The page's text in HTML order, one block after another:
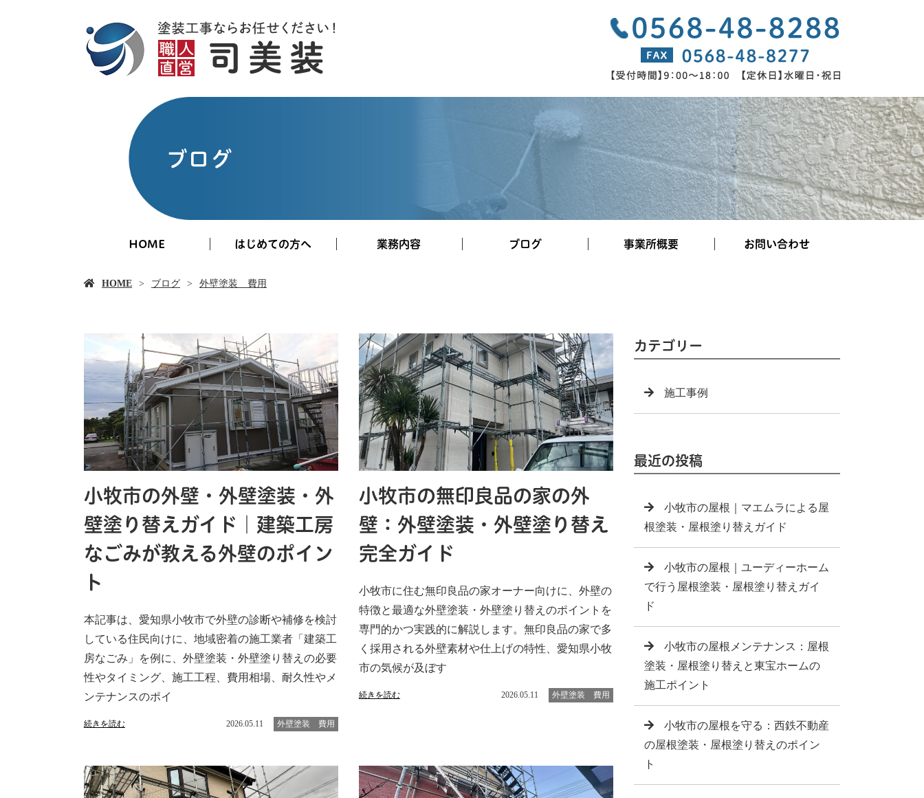
ブログ
HOME はじめての方へ 業務内容 ブログ 事業所概要 お問い合わせ
HOME ブログ 外壁塗装 費用
小牧市の外壁・外壁塗装・外
壁塗り替えガイド｜建築工房
なごみが教える外壁のポイン
ト
本記事は、愛知県小牧市で外壁の診断や補修を検討
している住民向けに、地域密着の施工業者「建築工
房なごみ」を例に、外壁塗装・外壁塗り替えの必要
性やタイミング、施工工程、費用相場、耐久性やメ
ンテナンスのポイ
続きを読む 2026.05.11 外壁塗装 費用
小牧市の無印良品の家の外
壁：外壁塗装・外壁塗り替え
完全ガイド
小牧市に住む無印良品の家オーナー向けに、外壁の
特徴と最適な外壁塗装・外壁塗り替えのポイントを
専門的かつ実践的に解説します。無印良品の家で多
く採用される外壁素材や仕上げの特性、愛知県小牧
市の気候が及ぼす
続きを読む 2026.05.11 外壁塗装 費用
カテゴリー
施工事例
最近の投稿
小牧市の屋根｜マエムラによる屋
根塗装・屋根塗り替えガイド
小牧市の屋根｜ユーディーホーム
で行う屋根塗装・屋根塗り替えガイ
ド
小牧市の屋根メンテナンス：屋根
塗装・屋根塗り替えと東宝ホームの
施工ポイント
小牧市の屋根を守る：西鉄不動産
の屋根塗装・屋根塗り替えのポイン
ト